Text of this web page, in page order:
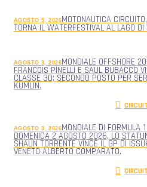
AGOSTO 5, 2026MOTONAUTICA
TORNA IL WATERFESTIVAL AL LAGO DI
AGOSTO 3, 2026MONDIALE OFFSHORE
FRANCOIS PINELLI E SAUL BUBACCO
CLASSE 3D; SECONDO POSTO PER
KUMLIN.
AGOSTO 3, 2026MONDIALE DI FORMULA
DOMENICA 2 AGOSTO 2026, LO
SHAUN TORRENTE VINCE IL GP DI
VENETO ALBERTO COMPARATO.